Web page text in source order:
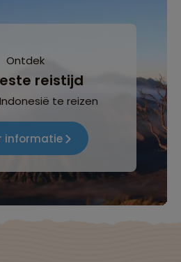
Ontdek
reistijd
te reizen
informatie